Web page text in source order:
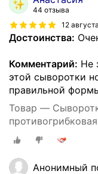
44 отзыва
12
Достоинства:
Комментарий: Не
этой сыворотки
правильной
Товар —
Анонимный